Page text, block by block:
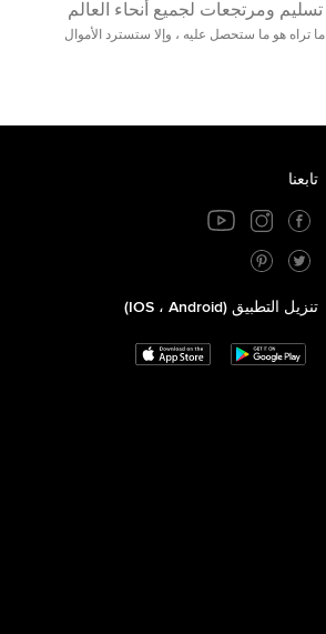
تسليم ومرتجعات لجميع أنحاء العالم
ما تراه هو ما ستحصل عليه ، وإلا ستسترد الأموال
تابعنا
تنزيل التطبيق (iOS ، Android)